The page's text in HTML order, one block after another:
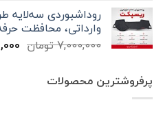
بود.
روداشبوردی
وارداتی، محافظت
7,000,000تومان
پرفروشترین محصولات